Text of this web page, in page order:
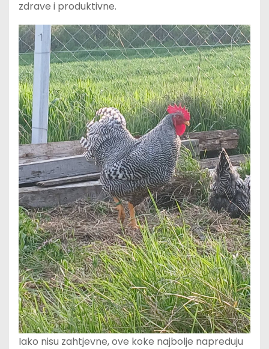
zdrave i produktivne.
Iako nisu zahtjevne, ove koke najbolje napreduju